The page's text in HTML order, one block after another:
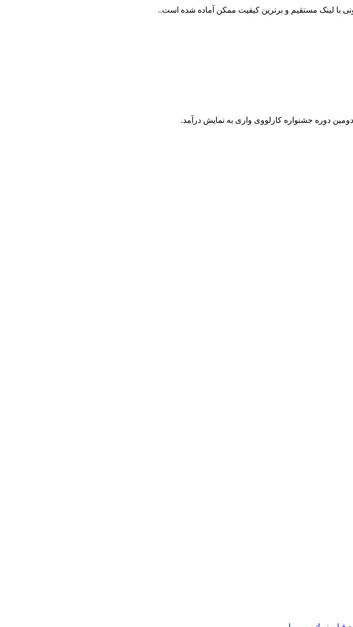
با لینک مستقیم و برترین کیفیت ممکن آماده شده است..
دوره جشنواره کارلووی واری به نمایش درآمد.